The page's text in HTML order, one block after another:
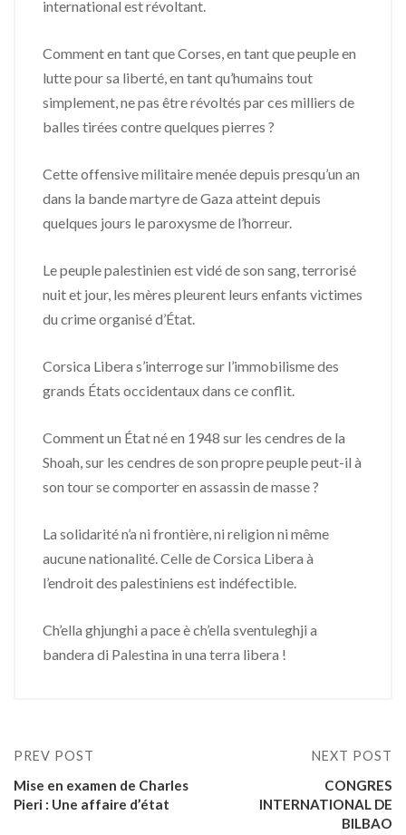
international est révoltant.
Comment en tant que Corses, en tant que peuple en
lutte pour sa liberté, en tant qu’humains tout
simplement, ne pas être révoltés par ces milliers de
balles tirées contre quelques pierres ?
Cette offensive militaire menée depuis presqu’un an
dans la bande martyre de Gaza atteint depuis
quelques jours le paroxysme de l’horreur.
Le peuple palestinien est vidé de son sang, terrorisé
nuit et jour, les mères pleurent leurs enfants victimes
du crime organisé d’État.
Corsica Libera s’interroge sur l’immobilisme des
grands États occidentaux dans ce conflit.
Comment un État né en 1948 sur les cendres de la
Shoah, sur les cendres de son propre peuple peut-il à
son tour se comporter en assassin de masse ?
La solidarité n’a ni frontière, ni religion ni même
aucune nationalité. Celle de Corsica Libera à
l’endroit des palestiniens est indéfectible.
Ch’ella ghjunghi a pace è ch’ella sventuleghji a
bandera di Palestina in una terra libera !
PREV POST
Mise en examen de Charles
Pieri : Une affaire d’état
NEXT POST
CONGRES
INTERNATIONAL DE
BILBAO